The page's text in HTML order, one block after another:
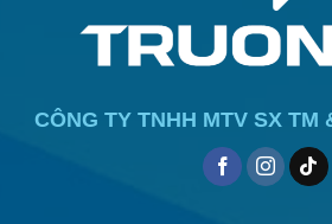
CÔNG TY TNHH MTV SX TM